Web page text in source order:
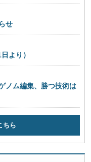
せ
より）
ノム編集、勝つ技術は
ちら